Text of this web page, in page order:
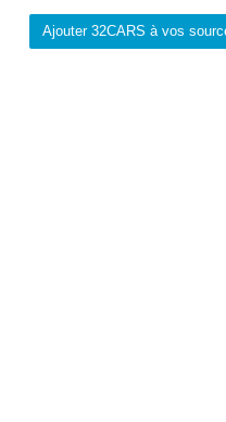
Ajouter 32CARS à vos